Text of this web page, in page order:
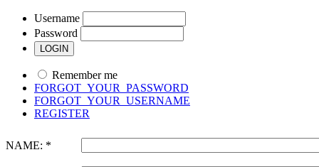
Username
Password
Remember me
FORGOT_YOUR_PASSWORD
FORGOT_YOUR_USERNAME
REGISTER
NAME: *